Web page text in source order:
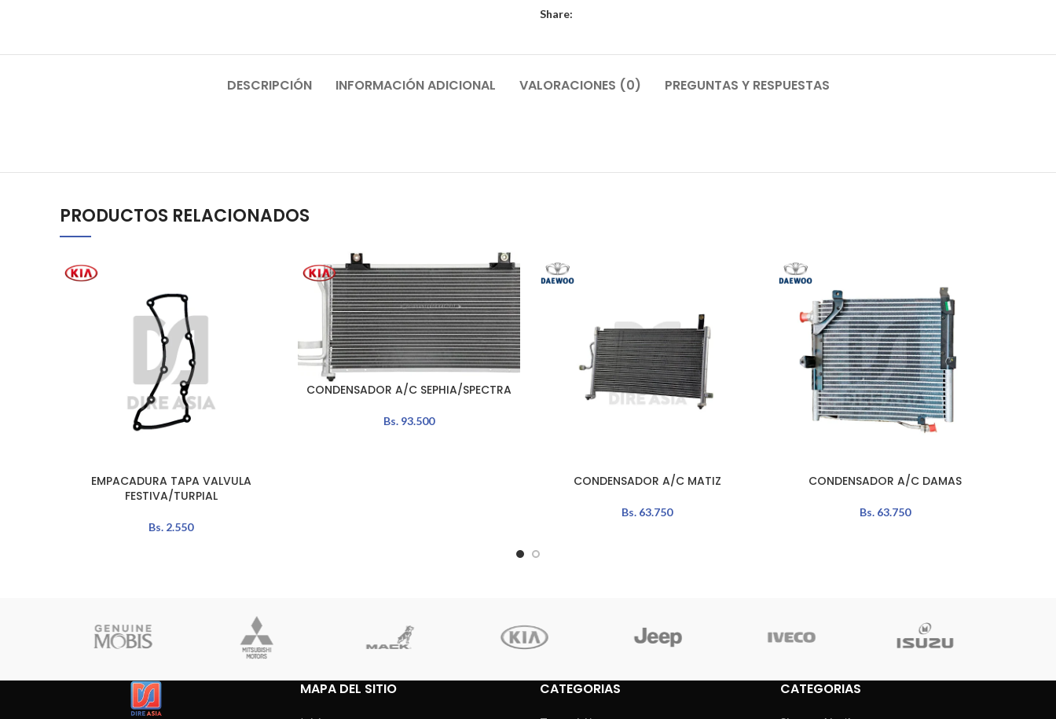
Share:
DESCRIPCIÓN INFORMACIÓN ADICIONAL VALORACIONES (0) PREGUNTAS Y RESPUESTAS
PRODUCTOS RELACIONADOS
AÑADIR AL CARRITO
EMPACADURA TAPA VALVULA
FESTIVA/TURPIAL
Bs. 2.550
AÑADIR AL CARRITO
CONDENSADOR A/C SEPHIA/SPECTRA
Bs. 93.500
AÑADIR AL CARRITO
CONDENSADOR A/C MATIZ
Bs. 63.750
AÑADIR AL CARRITO
CONDENSADOR A/C DAMAS
Bs. 63.750
MAPA DEL SITIO CATEGORIAS CATEGORIAS